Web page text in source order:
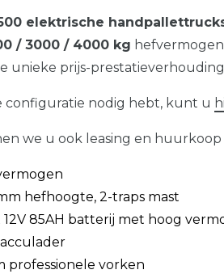
elektrische
/ 3000 / 4000 kg
unieke prijs-
configuratie nodig hebt, kunt u
we u ook leasing en
hefhoogte, 2-traps mast
12V 85AH batterij met hoog
professionele vorken